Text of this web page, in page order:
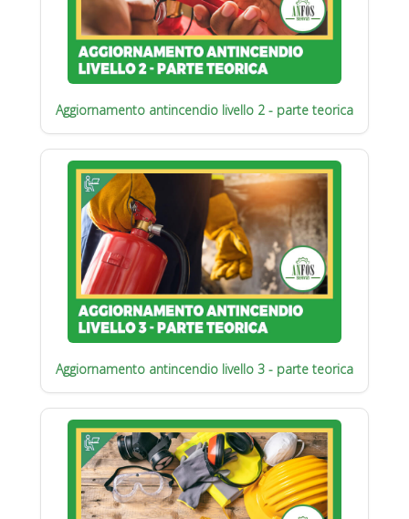
Aggiornamento antincendio livello 2 - parte teorica
Aggiornamento antincendio livello 3 - parte teorica